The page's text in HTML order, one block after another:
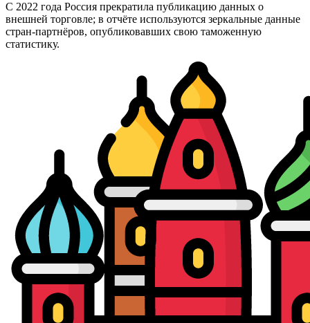
С 2022 года Россия прекратила публикацию данных о
внешней торговле; в отчёте используются зеркальные данные
стран-партнёров, опубликовавших свою таможенную
статистику.